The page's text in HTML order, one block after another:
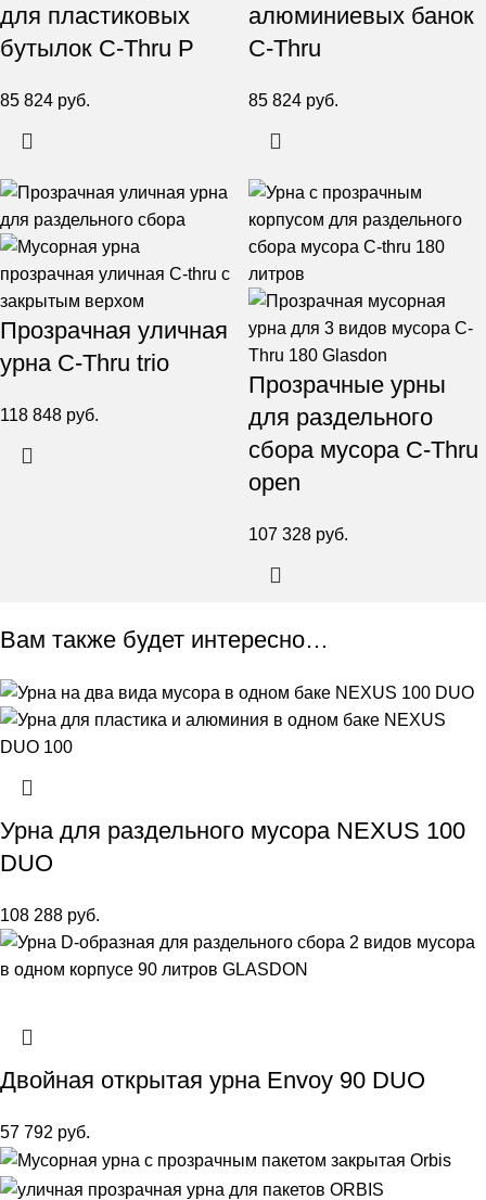
для пластиковых
бутылок C-Thru P
85 824 руб.
алюминиевых банок
C-Thru
85 824 руб.
Прозрачная уличная
урна C-Thru trio
118 848 руб.
Прозрачные урны
для раздельного
сбора мусора C-Thru
open
107 328 руб.
Вам также будет интересно…
Урна для раздельного мусора NEXUS 100
DUO
108 288 руб.
Двойная открытая урна Envoy 90 DUO
57 792 руб.